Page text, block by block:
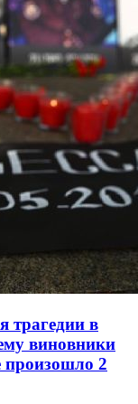
трагедии в
виновники
произошло 2